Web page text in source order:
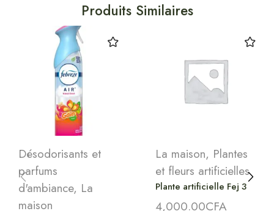
Produits Similaires
Désodorisants et
parfums
d'ambiance, La
maison
La maison, Plantes
et fleurs artificielles
Plante artificielle Fej 3
4,000.00CFA